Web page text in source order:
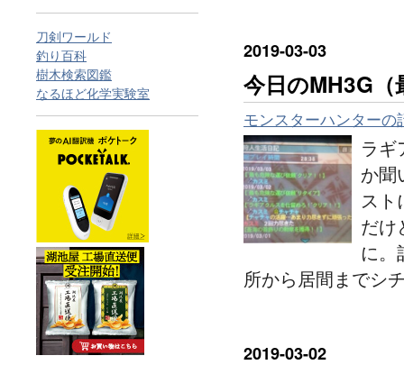
2019-03-03
今日のMH3G
モンスターハンターの
ラギ
か聞
スト
だけ
に。
所から居間までシ
2019-03-02
刀剣ワールド
釣り百科
樹木検索図鑑
なるほど化学実験室